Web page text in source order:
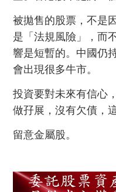
被拋售的股票，不是
是「法規風險」，而
響是短暫的。中國仍
會出現很多牛市。
投資要對未來有信心
做孖展，沒有欠債，
留意金屬股。